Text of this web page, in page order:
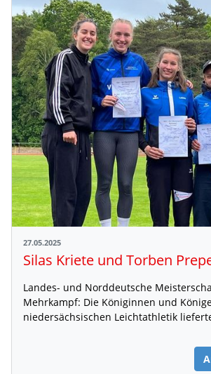
27.05.2025
Landes- und Norddeutsche
Mehrkampf: Die Königinnen und
niedersächsischen Leichtathletik